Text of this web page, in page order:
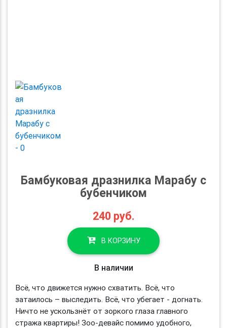
Бамбуковая дразнилка Марабу с
бубенчиком
240 руб.
В КОРЗИНУ
В наличии
Всё, что движется нужно схватить. Всё, что
затаилось – выследить. Всё, что убегает - догнать.
Ничто не ускользнёт от зоркого глаза главного
стража квартиры! Зоо-девайс помимо удобного,